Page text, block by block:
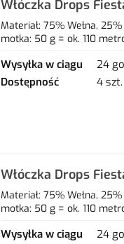
Włóczka Drops
poliamid
Materiał: 75% Wełna,
motka: 50 g = ok. 110
Wysyłka w ciągu
24
Dostępność
4 szt.
Włóczka Drops
poliamid
Materiał: 75% Wełna,
motka: 50 g = ok. 110
Wysyłka w ciągu
24